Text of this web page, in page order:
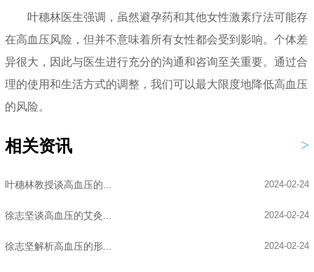
叶穗林医生强调，虽然避孕药和其他女性激素疗法可能存
在高血压风险，但并不意味着所有女性都会受到影响。个体差
异很大，因此与医生进行充分的沟通和咨询至关重要。通过合
理的使用和生活方式的调整，我们可以最大限度地降低高血压
的风险。
相关资讯
2024-02-24
叶穗林教授谈高血压的...
2024-02-24
徐志坚谈高血压的艾灸...
2024-02-24
徐志坚解析高血压的形...